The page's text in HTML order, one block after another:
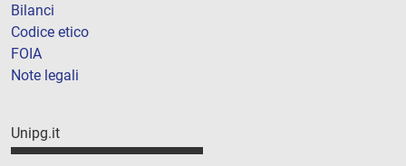
Bilanci
Codice etico
FOIA
Note legali
Unipg.it